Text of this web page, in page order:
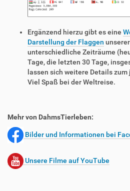
Ergänzend hierzu gibt es eine
Darstellung der Flaggen
unterschiedliche Zeiträume
Tage, die letzten 30 Tage,
lassen sich weitere Details
Viel Spaß bei der Weltreise.
Mehr von DahmsTierleben:
Bilder und Informationen bei
Unsere Filme auf YouTube